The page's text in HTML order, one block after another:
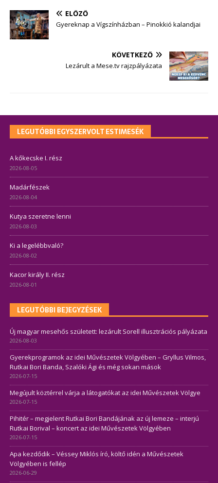
ELŐZŐ
Gyereknap a Vígszínházban – Pinokkió kalandjai
KÖVETKEZŐ
Lezárult a Mese.tv rajzpályázata
LEGUTÓBBI EGYSZERVOLT ESTIMESÉK
A kőkecske I. rész
2026-08-05
Madárfészek
2026-08-04
Kutya szeretne lenni
2026-08-03
Ki a legelébbvaló?
2026-08-02
Kacor király II. rész
2026-08-01
LEGUTÓBBI BEJEGYZÉSEK
Új magyar mesehős született: lezárult Sorell illusztrációs pályázata
2026-08-03
Gyerekprogramok az idei Művészetek Völgyében – Gryllus Vilmos,
Rutkai Bori Banda, Szalóki Ági és még sokan mások
2026-07-15
Megújult köztérrel várja a látogatókat az idei Művészetek Völgye
2026-07-15
Pihitér – megjelent Rutkai Bori Bandájának az új lemeze – interjú
Rutkai Borival – koncert az idei Művészetek Völgyében
2026-07-15
Apa kezdődik – Véssey Miklós író, költő idén a Művészetek
Völgyében is fellép
2026-06-29